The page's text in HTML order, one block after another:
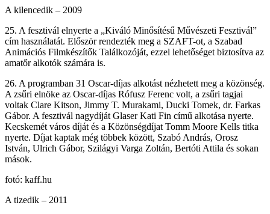
A kilencedik – 2009
25. A fesztivál elnyerte a „Kiváló Minősítésű Művészeti Fesztivál”
cím használatát. Először rendezték meg a SZAFT-ot, a Szabad
Animációs Filmkészítők Találkozóját, ezzel lehetőséget biztosítva az
amatőr alkotók számára is.
26. A programban 31 Oscar-díjas alkotást nézhetett meg a közönség.
A zsűri elnöke az Oscar-díjas Rófusz Ferenc volt, a zsűri tagjai
voltak Clare Kitson, Jimmy T. Murakami, Ducki Tomek, dr. Farkas
Gábor. A fesztivál nagydíját Glaser Kati Fin című alkotása nyerte.
Kecskemét város díját és a Közönségdíjat Tomm Moore Kells titka
nyerte. Díjat kaptak még többek között, Szabó András, Orosz
István, Ulrich Gábor, Szilágyi Varga Zoltán, Bertóti Attila és sokan
mások.
fotó: kaff.hu
A tizedik – 2011